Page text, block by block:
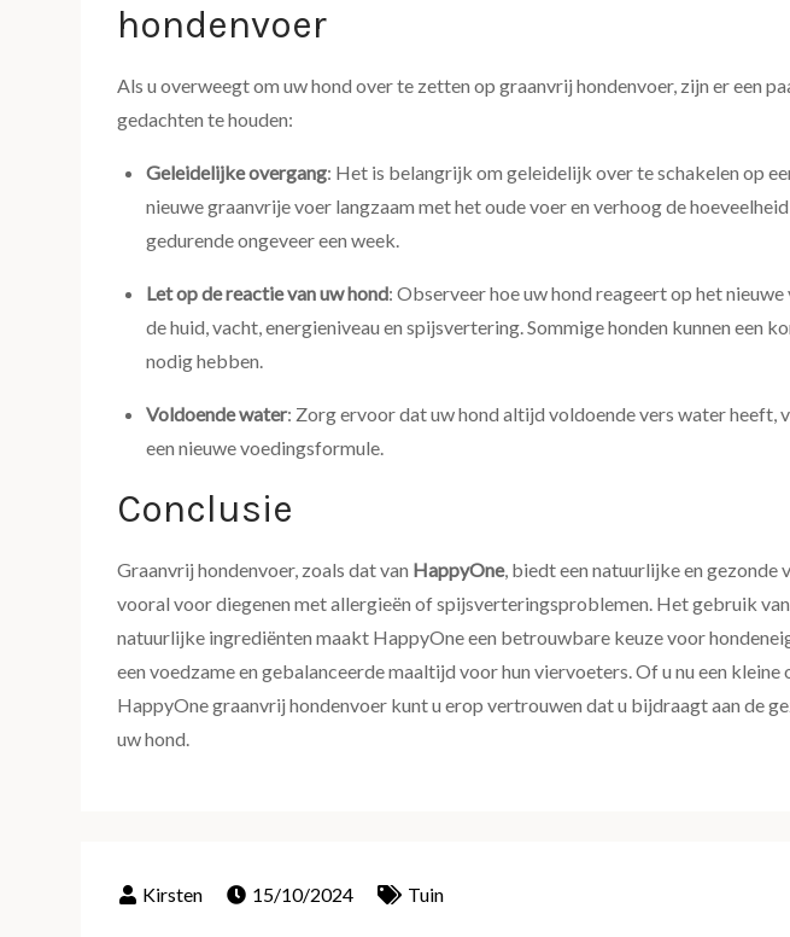
hondenvoer
Als u overweegt om uw hond over te zetten op graanvrij hondenvoer, zijn er een
gedachten te houden:
Geleidelijke overgang: Het is belangrijk om geleidelijk over te schakelen op
nieuwe graanvrije voer langzaam met het oude voer en verhoog de
gedurende ongeveer een week.
Let op de reactie van uw hond: Observeer hoe uw hond reageert op het
de huid, vacht, energieniveau en spijsvertering. Sommige honden kunnen een
nodig hebben.
Voldoende water: Zorg ervoor dat uw hond altijd voldoende vers water heeft,
een nieuwe voedingsformule.
Conclusie
Graanvrij hondenvoer, zoals dat van HappyOne, biedt een natuurlijke en gezonde
vooral voor diegenen met allergieën of spijsverteringsproblemen. Het gebruik
natuurlijke ingrediënten maakt HappyOne een betrouwbare keuze voor
een voedzame en gebalanceerde maaltijd voor hun viervoeters. Of u nu een
HappyOne graanvrij hondenvoer kunt u erop vertrouwen dat u bijdraagt aan de
uw hond.
15/10/2024 Tuin